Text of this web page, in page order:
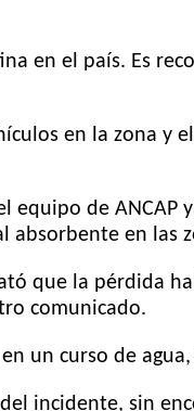
en el país. Es
en la zona y
de ANCAP
en
que la pérdida
comunicado.
un curso de
incidente, sin